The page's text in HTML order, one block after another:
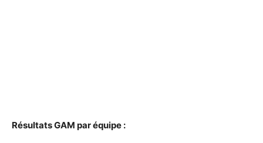
Résultats GAM par équipe :